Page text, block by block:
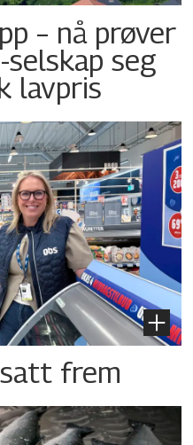
– nå prøver
seg
lavpris
frem